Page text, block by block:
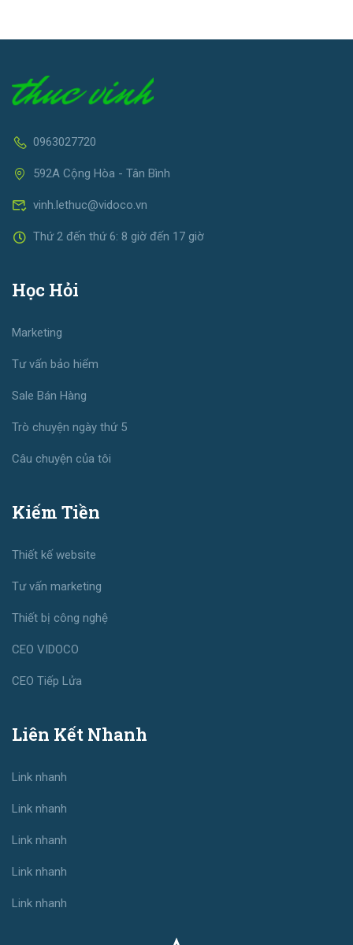
0963027720
592A Cộng Hòa - Tân Bình
vinh.lethuc@vidoco.vn
Thứ 2 đến thứ 6: 8 giờ đến 17 giờ
Học Hỏi
Marketing
Tư vấn bảo hiểm
Sale Bán Hàng
Trò chuyện ngày thứ 5
Câu chuyện của tôi
Kiếm Tiền
Thiết kế website
Tư vấn marketing
Thiết bị công nghệ
CEO VIDOCO
CEO Tiếp Lửa
Liên Kết Nhanh
Link nhanh
Link nhanh
Link nhanh
Link nhanh
Link nhanh